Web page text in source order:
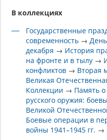
В коллекциях
Государственные
современность →
декабря → История
на фронте и в тылу →
конфликтов → Вторая
Великая
Коллекции → Память
русского оружия:
Великой
Боевые операции в
войны 1941–1945 гг. →